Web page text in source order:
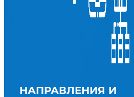
НАПРАВЛЕНИЯ И